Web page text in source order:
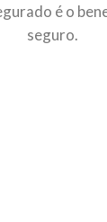
é o
seguro.